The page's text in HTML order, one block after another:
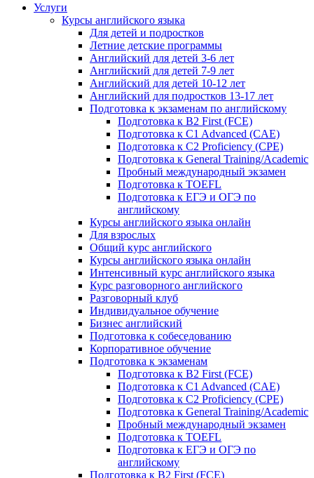
Услуги
Курсы английского языка
Для детей и подростков
Летние детские программы
Английский для детей 3-6 лет
Английский для детей 7-9 лет
Английский для детей 10-12 лет
Английский для подростков 13-17 лет
Подготовка к экзаменам по английскому
Подготовка к B2 First (FCE)
Подготовка к C1 Advanced (CAE)
Подготовка к C2 Proficiency (CPE)
Подготовка к General Training/Academic
Пробный международный экзамен
Подготовка к TOEFL
Подготовка к ЕГЭ и ОГЭ по
английскому
Курсы английского языка онлайн
Для взрослых
Общий курс английского
Курсы английского языка онлайн
Интенсивный курс английского языка
Курс разговорного английского
Разговорный клуб
Индивидуальное обучение
Бизнес английский
Подготовка к собеседованию
Корпоративное обучение
Подготовка к экзаменам
Подготовка к B2 First (FCE)
Подготовка к C1 Advanced (CAE)
Подготовка к C2 Proficiency (CPE)
Подготовка к General Training/Academic
Пробный международный экзамен
Подготовка к TOEFL
Подготовка к ЕГЭ и ОГЭ по
английскому
Подготовка к B2 First (FCE)